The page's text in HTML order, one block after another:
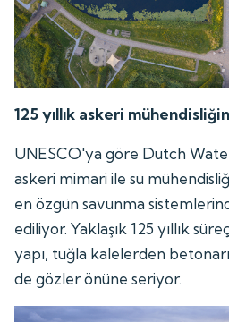
125 yıllık askeri
UNESCO'ya göre Dutch
askeri mimari ile su
en özgün savunma
ediliyor. Yaklaşık 125 yıllık
yapı, tuğla kalelerden
de gözler önüne seriyor.